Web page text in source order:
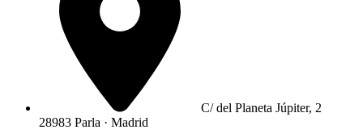
C/ del Planeta Júpiter, 2
28983 Parla · Madrid